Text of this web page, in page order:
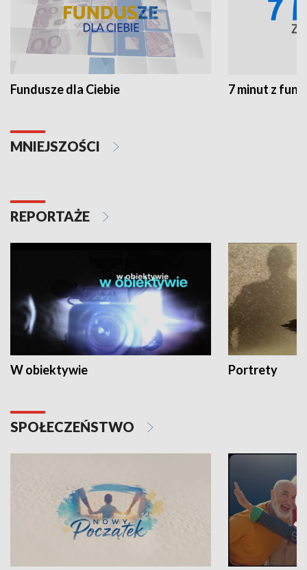
Fundusze dla Ciebie 7 minut z
MNIEJSZOŚCI
REPORTAŻE
W obiektywie Portrety
SPOŁECZEŃSTWO